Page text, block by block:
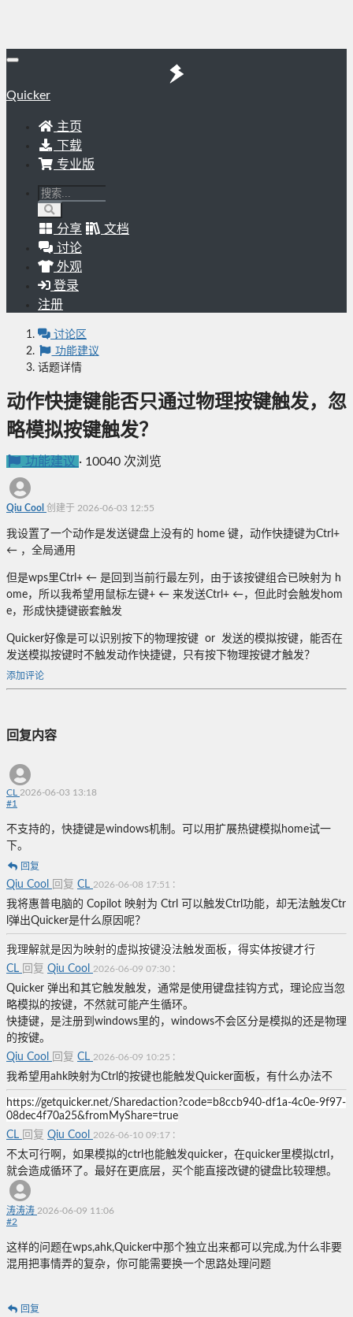
Quicker
主页
下载
专业版
分享
文档
讨论
外观
登录
注册
讨论区
功能建议
话题详情
动作快捷键能否只通过物理按键触发，忽
略模拟按键触发？
功能建议 · 10040 次浏览
Qiu Cool 创建于 2026-06-03 12:55
我设置了一个动作是发送键盘上没有的 home 键，动作快捷键为Ctrl+
← ，全局通用
但是wps里Ctrl+ ← 是回到当前行最左列，由于该按键组合已映射为 h
ome，所以我希望用鼠标左键+ ← 来发送Ctrl+ ←，但此时会触发hom
e，形成快捷键嵌套触发
Quicker好像是可以识别按下的物理按键 or 发送的模拟按键，能否在
发送模拟按键时不触发动作快捷键，只有按下物理按键才触发？
添加评论
回复内容
CL 2026-06-03 13:18
#1
不支持的，快捷键是windows机制。可以用扩展热键模拟home试一
下。
回复
Qiu Cool 回复 CL 2026-06-08 17:51 :
我将惠普电脑的 Copilot 映射为 Ctrl 可以触发Ctrl功能，却无法触发Ctr
l弹出Quicker是什么原因呢？
我理解就是因为映射的虚拟按键没法触发面板，得实体按键才行
CL 回复 Qiu Cool 2026-06-09 07:30 :
Quicker 弹出和其它触发触发，通常是使用键盘挂钩方式，理论应当忽
略模拟的按键，不然就可能产生循环。
快捷键，是注册到windows里的，windows不会区分是模拟的还是物理
的按键。
Qiu Cool
回复 CL 2026-06-09 10:25 :
我希望用ahk映射为Ctrl的按键也能触发Quicker面板，有什么办法不
https://getquicker.net/Sharedaction?code=b8ccb940-df1a-4c0e-9f97-
08dec4f70a25&fromMyShare=true
CL 回复 Qiu Cool 2026-06-10 09:17 :
不太可行啊，如果模拟的ctrl也能触发quicker，在quicker里模拟ctrl，
就会造成循环了。最好在更底层，买个能直接改键的键盘比较理想。
涛涛涛 2026-06-09 11:06
#2
这样的问题在wps,ahk,Quicker中那个独立出来都可以完成,为什么非要
混用把事情弄的复杂，你可能需要换一个思路处理问题
回复